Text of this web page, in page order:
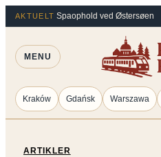
Spring
til
indhold
AKTUELT Spaophold ved Østersøen
MENU
Kraków Gdańsk Warszawa
ARTIKLER